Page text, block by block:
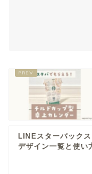
LINEスターバックス
デザイン一覧と使い